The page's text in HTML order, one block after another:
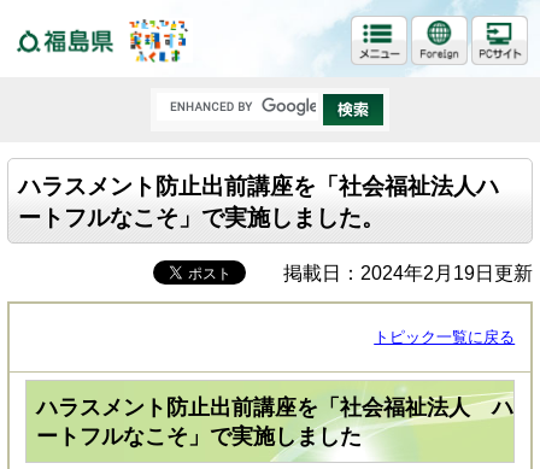
ハラスメント防止出前講座を「社会福祉法人ハ
ートフルなこそ」で実施しました。
掲載日：2024年2月19日更新
トピック一覧に戻る
ハラスメント防止出前講座を「社会福祉法人 ハ
ートフルなこそ」で実施しました